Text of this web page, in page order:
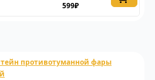
599₽
противотуманной фары